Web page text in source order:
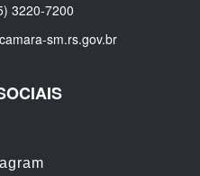
3220-7200
sm.rs.gov.br